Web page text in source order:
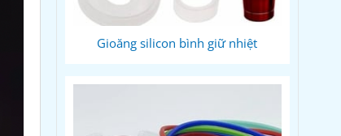
Gioăng silicon bình giữ nhiệt